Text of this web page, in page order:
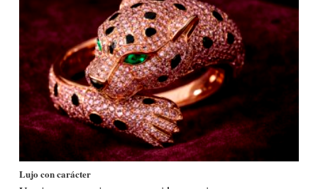
Lujo con carácter